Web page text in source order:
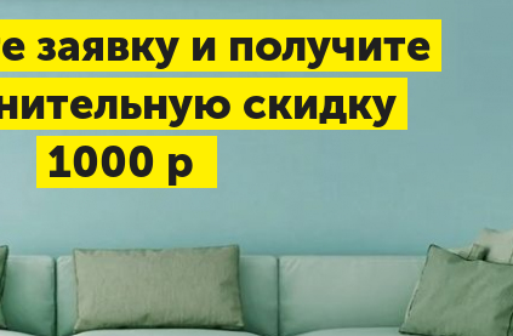
SAS12B4-
A Basel
Energolux SAS12AR1-
A/SAU09AR1-A NEW
LAUSANNE
заявку и получите
скидку
1000 р